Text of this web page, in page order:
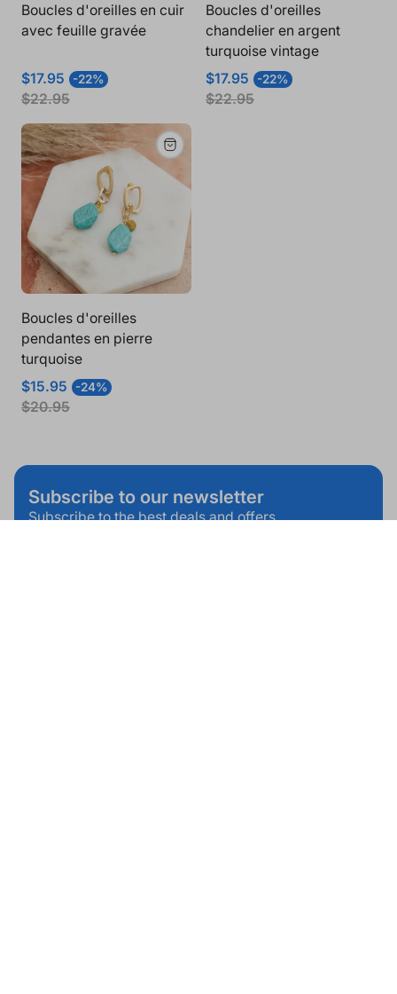
Boucles d'oreilles en cuir
avec feuille gravée
Prix
de
vente
$17.95 -22% Prix
$22.95
Boucles d'oreilles
chandelier en argent
turquoise vintage
Prix
de
vente
$17.95 -22% Prix
$22.95
Boucles d'oreilles
pendantes en pierre
turquoise
Prix
de
vente
$15.95 -24% Prix
$20.95
Subscribe to our newsletter
Subscribe to the best deals and offers.